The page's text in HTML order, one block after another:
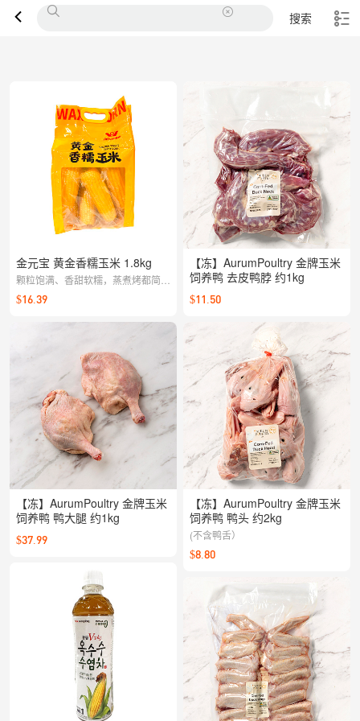
搜索
金元宝 黄金香糯玉米 1.8kg
颗粒饱满、香甜软糯，蒸煮烤都简单
好做；早餐能量加分，正餐配菜也出
彩，轻松享受自然玉米清甜。
$16.39
【冻】AurumPoultry 金牌玉米
饲养鸭 鸭大腿 约1kg
$37.99
【冻】AurumPoultry 金牌玉米
饲养鸭 去皮鸭脖 约1kg
$11.50
【冻】AurumPoultry 金牌玉米
饲养鸭 鸭头 约2kg
(不含鸭舌）
$8.80